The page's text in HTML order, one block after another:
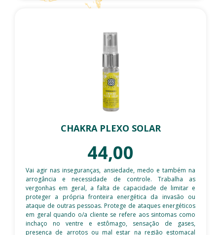
CHAKRA PLEXO SOLAR
44,00
Vai agir nas inseguranças, ansiedade, medo e também na
arrogância e necessidade de controle. Trabalha as
vergonhas em geral, a falta de capacidade de limitar e
proteger a própria fronteira energética da invasão ou
ataque de outras pessoas. Protege de ataques energéticos
em geral quando o/a cliente se refere aos sintomas como
inchaço no ventre e estômago, sensação de gases,
presença de arrotos ou mal estar na região estomacal